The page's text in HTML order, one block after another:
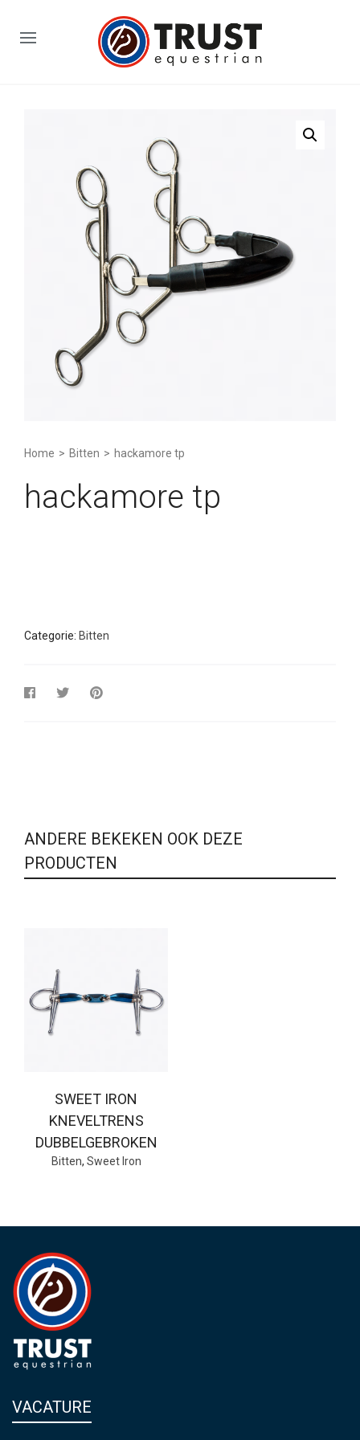
Home > Bitten > hackamore tp
hackamore tp
Categorie: Bitten
ANDERE BEKEKEN OOK DEZE
PRODUCTEN
SWEET IRON
KNEVELTRENS
DUBBELGEBROKEN
Bitten, Sweet Iron
VACATURE